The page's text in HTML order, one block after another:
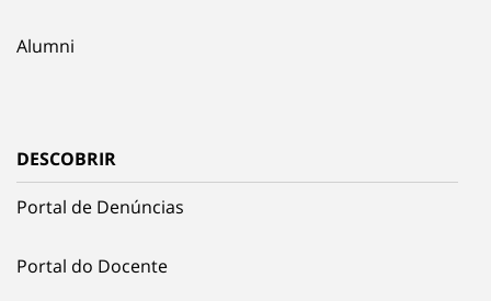
Alumni
DESCOBRIR
Portal de Denúncias
Portal do Docente